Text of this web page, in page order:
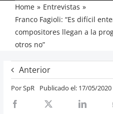
Actual
Artículos
Crítica
Entrevistas
Recomendación
Cosas de Beckmesser
Home
Entrevistas
Franco Fagioli: “Es difícil
compositores llegan a la
otros no”
Anterior
PorSpR Publicado el: 17/05/2020